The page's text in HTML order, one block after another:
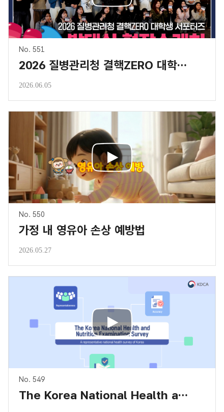
No. 551
2026 질병관리청 결핵ZERO 대학생 서포터즈 발대식 현장 스케치
2026.06.05
No. 550
가정 내 영유아 손상 예방법
2026.05.27
No. 549
The Korea National Health and Nutrition Examination Survey